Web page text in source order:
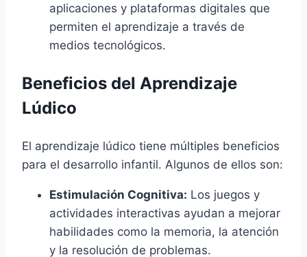
aplicaciones y plataformas digitales que
permiten el aprendizaje a través de
medios tecnológicos.
Beneficios del Aprendizaje
Lúdico
El aprendizaje lúdico tiene múltiples beneficios
para el desarrollo infantil. Algunos de ellos son:
Estimulación Cognitiva: Los juegos y
actividades interactivas ayudan a mejorar
habilidades como la memoria, la atención
y la resolución de problemas.